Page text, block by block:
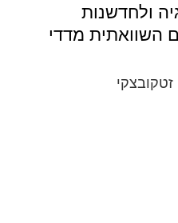
ולחדשנות
השוואתית מדדי
זטקובצקי